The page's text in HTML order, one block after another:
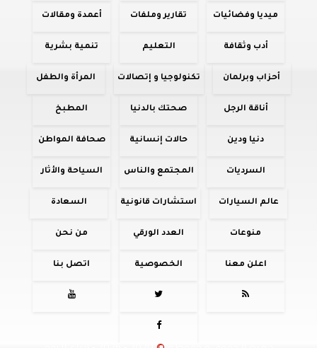
ميديا وفضائيات تقارير وملفات أعمدة ومقالات
أدب وثقافة التعليم تنمية بشرية
أحزاب وبرلمان تكنولوجيا و إتصالات المرأة والطفل
أناقة الرجل صحتك بالدنيا المطبخ
دنيا ودين حالات إنسانية صحافة المواطن
السرديات المجتمع والناس السياحة والأثار
عالم السيارات استشارات قانونية السعادة
منوعات العدد الورقي من نحن
اعلن معنا الخصوصية اتصل بنا



